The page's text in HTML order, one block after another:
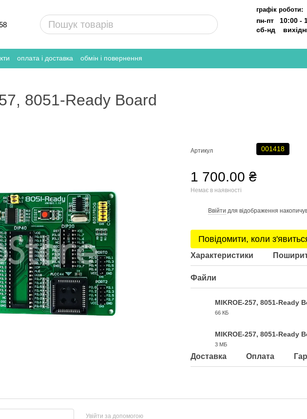
графік роботи:
пн-пт 10:00 -
сб-нд
оплата і доставка обмін і повернення
8051-Ready Board
Артикул 001418
1 700.00 ₴
Немає в наявності
Ввійти для відображення
Повідомити, коли
Характеристики
Файли
MIKROE-257, 8051-Ready
66 КБ
MIKROE-257, 8051-Ready
3 МБ
Доставка Оплата
Увійти за допомогою